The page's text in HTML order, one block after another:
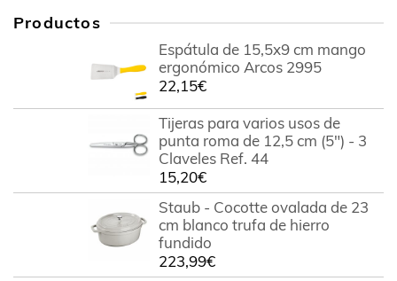
Productos
Espátula de 15,5x9 cm mango
ergonómico Arcos 2995
22,15€
Tijeras para varios usos de
punta roma de 12,5 cm (5") - 3
Claveles Ref. 44
15,20€
Staub - Cocotte ovalada de 23
cm blanco trufa de hierro
fundido
223,99€